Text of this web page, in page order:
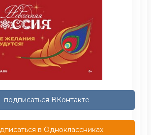
подписаться ВКонтакте
в Одноклассниках